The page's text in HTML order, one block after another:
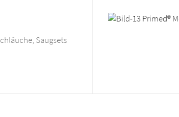
Saugsets